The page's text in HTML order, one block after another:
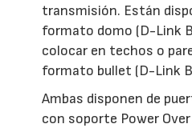
transmisión. Están
formato domo (D-Link
colocar en techos o
formato bullet (D-Link
Ambas disponen de
con soporte Power